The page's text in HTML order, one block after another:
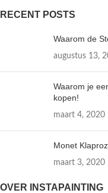
RECENT POSTS
Waarom de
augustus 13,
Waarom je
kopen!
maart 4, 2020
Monet
maart 3, 2020
OVER INSTAPAINTING